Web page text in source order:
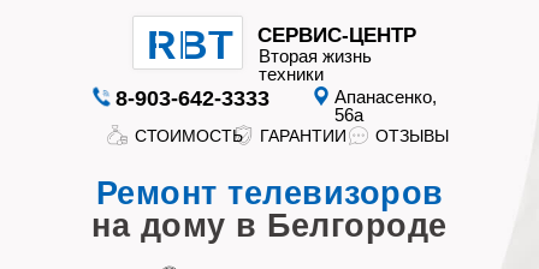
Ремонт телевизоров
на дому в Белгороде
СЕРВИС-ЦЕНТР
Вторая жизнь
техники
ГАРАНТИИ ОТЗЫВЫ
8-903-642-3333
Апанасенко,
56а
RBT
СТОИМОСТЬ
жизнь
техники